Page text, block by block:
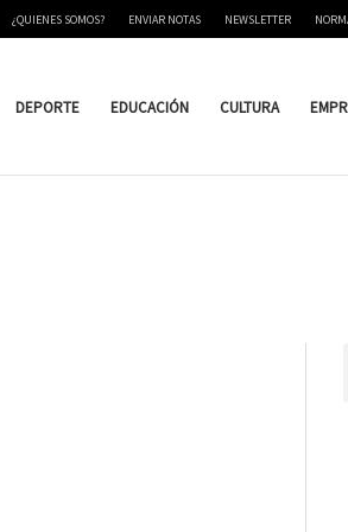
¿QUIENES SOMOS? ENVIAR NOTAS NEWSLETTER
DEPORTE EDUCACIÓN CULTURA